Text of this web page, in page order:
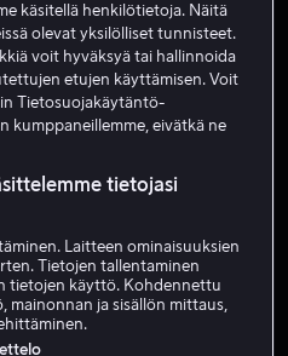
1 h 36 min
K-16
3,99 €
10,99 €
traileri
käsitellä henkilötietoja. Näitä
olevat yksilölliset tunnisteet.
voit hyväksyä tai hallinnoida
etujen käyttämisen. Voit
Tietosuojakäytäntö-
kumppaneillemme, eivätkä ne
tietojasi
Laitteen ominaisuuksien
Tietojen tallentaminen
tietojen käyttö. Kohdennettu
mainonnan ja sisällön mittaus,